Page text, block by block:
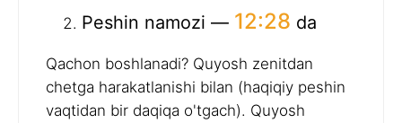
Peshin namozi — 12:28 da
Qachon boshlanadi? Quyosh zenitdan
chetga harakatlanishi bilan (haqiqiy peshin
vaqtidan bir daqiqa o'tgach). Quyosh